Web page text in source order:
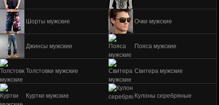
Шорты мужские Очки мужские
Джинсы мужские Пояса мужские
Толстовки мужские Свитера мужские
Куртки мужские Кулоны серебряные